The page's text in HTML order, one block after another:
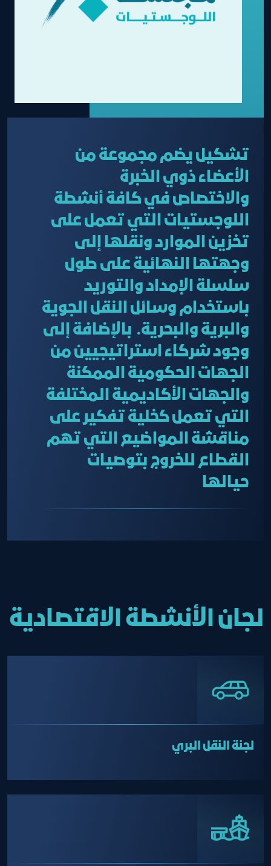
تشكيل يضم مجموعة من
الأعضاء ذوي الخبرة
والاختصاص في كافة أنشطة
اللوجستيات التي تعمل على
تخزين الموارد ونقلها إلى
وجهتها النهائية على طول
سلسلة الإمداد والتوريد
باستخدام وسائل النقل الجوية
والبرية والبحرية. بالإضافة إلى
وجود شركاء استراتيجيين من
الجهات الحكومية الممكنة
والجهات الأكاديمية المختلفة
التي تعمل كخلية تفكير على
مناقشة المواضيع التي تهم
القطاع للخروج بتوصيات
حيالها
لجان الأنشطة الاقتصادية
لجنة النقل البري